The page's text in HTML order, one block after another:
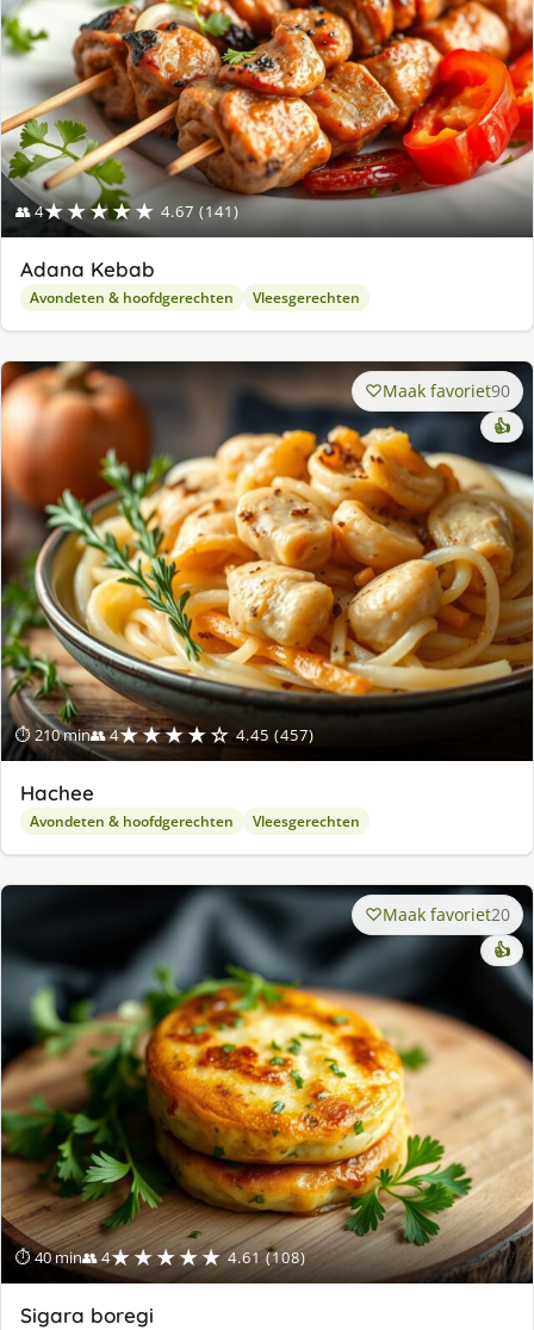
👥 4★★★★★ 4.67 (141)
Adana Kebab
Avondeten & hoofdgerechten Vleesgerechten
⏱ 210 min👥 4★★★★☆ 4.45 (457)
Maak favoriet90
👍
Hachee
Avondeten & hoofdgerechten Vleesgerechten
⏱ 40 min👥 4★★★★★ 4.61 (108)
Maak favoriet20
👍
Sigara boregi